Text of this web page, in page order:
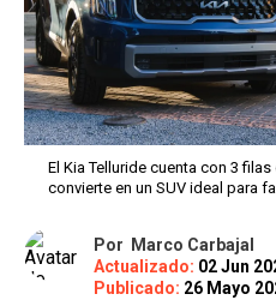
El Kia Telluride cuenta con 3
convierte en un SUV ideal para
Por
Marco Carbajal
Actualizado: 02 Jun
Publicado: 26 Mayo